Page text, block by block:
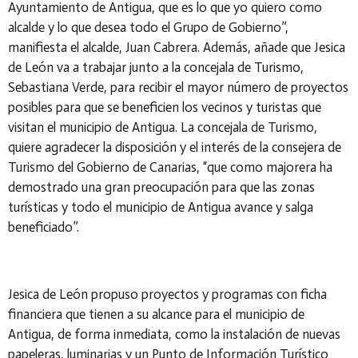
Ayuntamiento de Antigua, que es lo que yo quiero como
alcalde y lo que desea todo el Grupo de Gobierno”,
manifiesta el alcalde, Juan Cabrera. Además, añade que Jesica
de León va a trabajar junto a la concejala de Turismo,
Sebastiana Verde, para recibir el mayor número de proyectos
posibles para que se beneficien los vecinos y turistas que
visitan el municipio de Antigua. La concejala de Turismo,
quiere agradecer la disposición y el interés de la consejera de
Turismo del Gobierno de Canarias, “que como majorera ha
demostrado una gran preocupación para que las zonas
turísticas y todo el municipio de Antigua avance y salga
beneficiado”.
Jesica de León propuso proyectos y programas con ficha
financiera que tienen a su alcance para el municipio de
Antigua, de forma inmediata, como la instalación de nuevas
papeleras, luminarias y un Punto de Información Turístico